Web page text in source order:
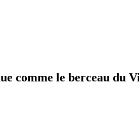
comme le berceau du